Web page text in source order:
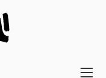
Main